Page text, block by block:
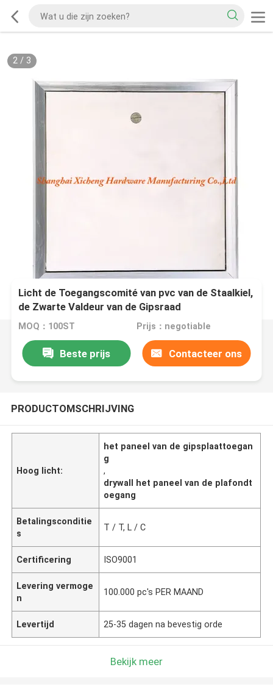
2/ 3
Licht de Toegangscomité van pvc van de Staalkiel,
de Zwarte Valdeur van de Gipsraad
MOQ：100ST Prijs：negotiable
Beste prijs Contacteer ons
PRODUCTOMSCHRIJVING
Hoog licht:
het paneel van de gipsplaattoegan
g
,
drywall het paneel van de plafondt
oegang
Betalingsconditie
s
T / T, L / C
Certificering ISO9001
Levering vermoge
n
100.000 pc's PER MAAND
Levertijd 25-35 dagen na bevestig orde
Bekijk meer